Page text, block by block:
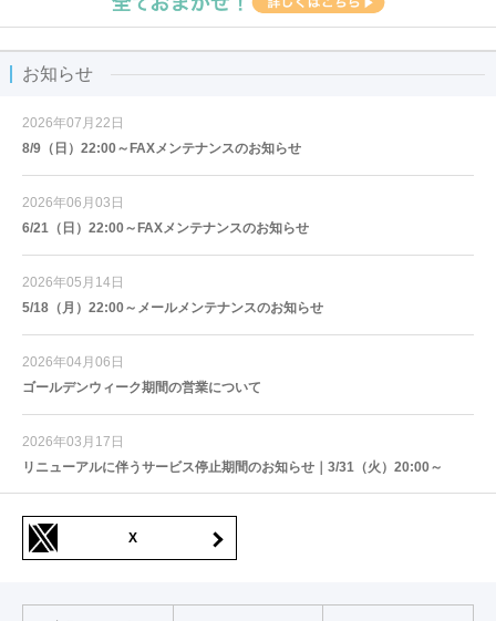
お知らせ
2026年07月22日
8/9（日）22:00～FAXメンテナンスのお知らせ
2026年06月03日
6/21（日）22:00～FAXメンテナンスのお知らせ
2026年05月14日
5/18（月）22:00～メールメンテナンスのお知らせ
2026年04月06日
ゴールデンウィーク期間の営業について
2026年03月17日
リニューアルに伴うサービス停止期間のお知らせ｜3/31（火）20:00～
X